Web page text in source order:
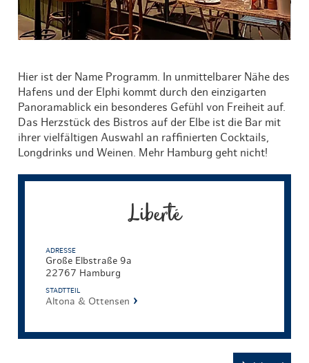
Hier ist der Name Programm. In unmittelbarer Nähe des
Hafens und der Elphi kommt durch den einzigarten
Panoramablick ein besonderes Gefühl von Freiheit auf.
Das Herzstück des Bistros auf der Elbe ist die Bar mit
ihrer vielfältigen Auswahl an raffinierten Cocktails,
Longdrinks und Weinen. Mehr Hamburg geht nicht!
Liberté
ADRESSE
Große Elbstraße 9a
22767 Hamburg
STADTTEIL
Altona & Ottensen